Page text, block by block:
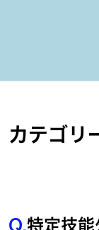
カテゴリ
Q.特定技能